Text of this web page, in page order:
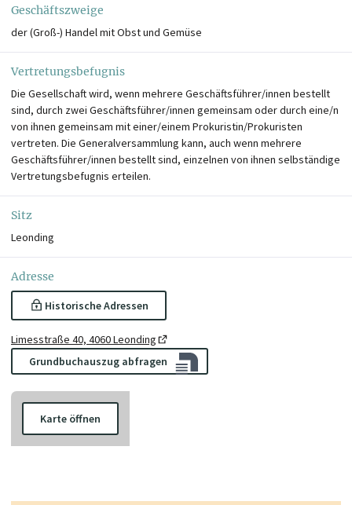
Geschäftszweige
der (Groß-) Handel mit Obst und Gemüse
Vertretungsbefugnis
Die Gesellschaft wird, wenn mehrere Geschäftsführer/innen bestellt
sind, durch zwei Geschäftsführer/innen gemeinsam oder durch eine/n
von ihnen gemeinsam mit einer/einem Prokuristin/Prokuristen
vertreten. Die Generalversammlung kann, auch wenn mehrere
Geschäftsführer/innen bestellt sind, einzelnen von ihnen selbständige
Vertretungsbefugnis erteilen.
Sitz
Leonding
Adresse
Historische Adressen
Limesstraße 40, 4060 Leonding
Grundbuchauszug abfragen
Karte öffnen